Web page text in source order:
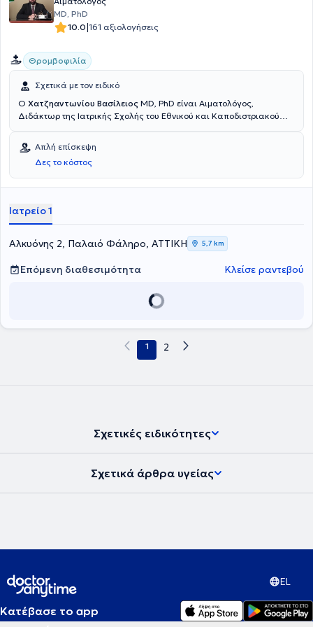
MD, PhD
10.0|161 αξιολογήσεις
Θρομβοφιλία
Σχετικά με τον ειδικό
Ο Χατζηαντωνίου Βασίλειος MD, PhD είναι Αιματολόγος,
Διδάκτωρ της Ιατρικής Σχολής του Εθνικού και Καποδιστριακού
σας υποδέχεται σε ένα φιλόξενο και άρτια εξοπλισμένο ιατρείο στο
Παλαιό Φάληρο για την εξατομικευμένη αντιμετώπιση κάθε
αιματολογικού σας προβλήματος. Παρέχονται πρωτοποριακές για
τα ελληνικά δεδομένα υπηρεσίες αιματολογίας, τόσο στον τομέα
και σε περιστατικά γενικής αιματολογίας.
Απλή επίσκεψη
Δες το κόστος
Ιατρείο 1
Αλκυόνης 2, Παλαιό Φάληρο, ΑΤΤΙΚΗ 5,7 km
Επόμενη διαθεσιμότητα Κλείσε ραντεβού
1 2
Σχετικές ειδικότητες
Σχετικά άρθρα υγείας
EL
Κατέβασε το app